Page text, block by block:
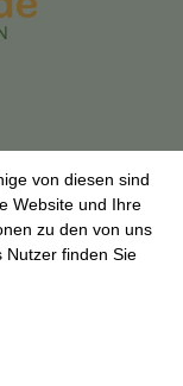
von diesen sind
Website und Ihre
zu den von uns
Nutzer finden Sie